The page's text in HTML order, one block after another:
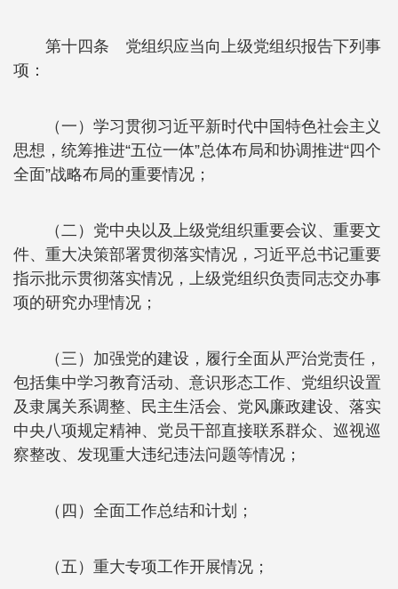
第十四条 党组织应当向上级党组织报告下列事
项：
（一）学习贯彻习近平新时代中国特色社会主义
思想，统筹推进“五位一体”总体布局和协调推进“四个
全面”战略布局的重要情况；
（二）党中央以及上级党组织重要会议、重要文
件、重大决策部署贯彻落实情况，习近平总书记重要
指示批示贯彻落实情况，上级党组织负责同志交办事
项的研究办理情况；
（三）加强党的建设，履行全面从严治党责任，
包括集中学习教育活动、意识形态工作、党组织设置
及隶属关系调整、民主生活会、党风廉政建设、落实
中央八项规定精神、党员干部直接联系群众、巡视巡
察整改、发现重大违纪违法问题等情况；
（四）全面工作总结和计划；
（五）重大专项工作开展情况；